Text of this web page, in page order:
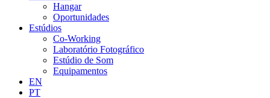
Hangar
Oportunidades
Estúdios
Co-Working
Laboratório Fotográfico
Estúdio de Som
Equipamentos
EN
PT